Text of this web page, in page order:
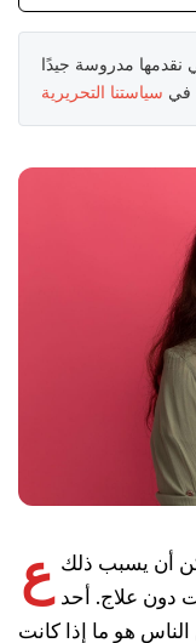
نقدمها مدروسة جيدًا
في سياستنا التحريرية
ع أن يسبب ذلك
دون علاج. أحد
الناس هو ما إذا كانت